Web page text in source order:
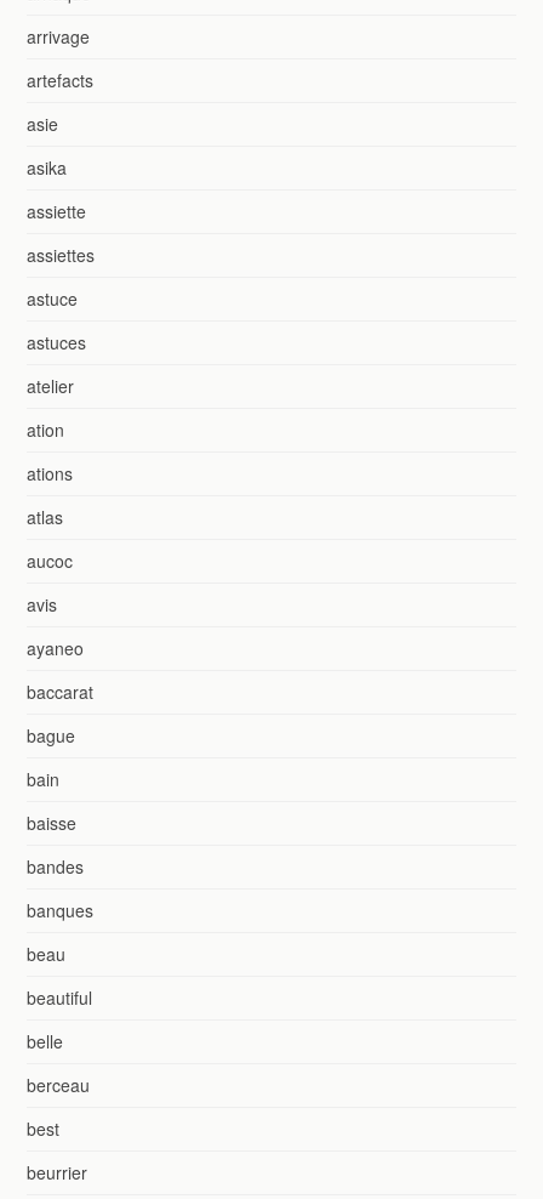
arrivage
artefacts
asie
asika
assiette
assiettes
astuce
astuces
atelier
ation
ations
atlas
aucoc
avis
ayaneo
baccarat
bague
bain
baisse
bandes
banques
beau
beautiful
belle
berceau
best
beurrier